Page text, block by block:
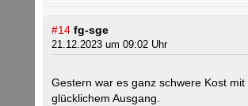
#14 fg-sge
21.12.2023 um 09:02 Uhr
Gestern war es ganz schwere Kost mit
glücklichem Ausgang.